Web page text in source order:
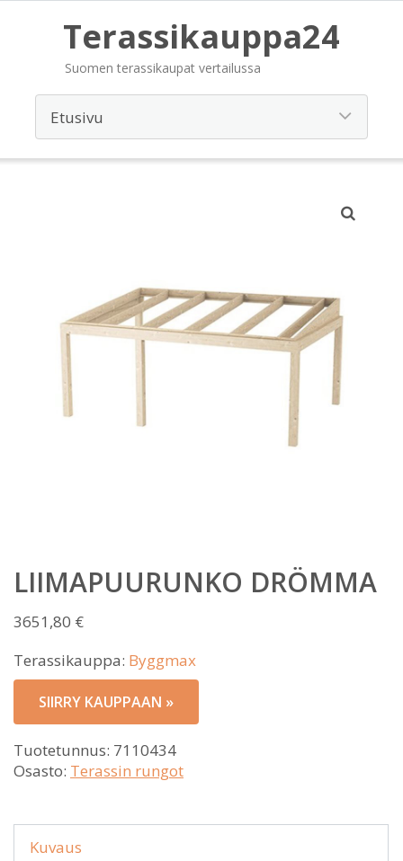
Terassikauppa24
Suomen terassikaupat vertailussa
LIIMAPUURUNKO DRÖMMA
3651,80 €
Terassikauppa: Byggmax
SIIRRY KAUPPAAN »
Tuotetunnus: 7110434
Osasto: Terassin rungot
Kuvaus